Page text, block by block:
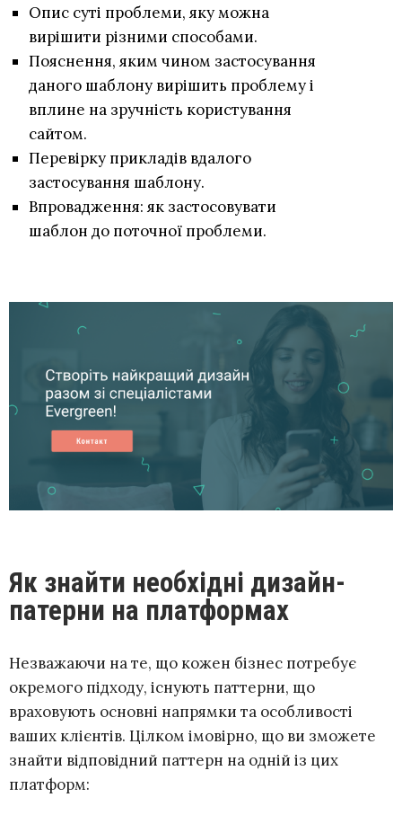
Опис суті проблеми, яку можна
вирішити різними способами.
Пояснення, яким чином застосування
даного шаблону вирішить проблему і
вплине на зручність користування
сайтом.
Перевірку прикладів вдалого
застосування шаблону.
Впровадження: як застосовувати
шаблон до поточної проблеми.
Як знайти необхідні дизайн-
патерни на платформах
Незважаючи на те, що кожен бізнес потребує
окремого підходу, існують паттерни, що
враховують основні напрямки та особливості
ваших клієнтів. Цілком імовірно, що ви зможете
знайти відповідний паттерн на одній із цих
платформ: